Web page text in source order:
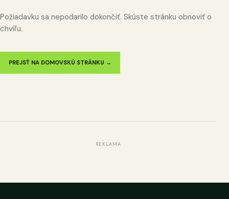
Požiadavku sa nepodarilo dokončiť. Skúste stránku obnoviť o
chvíľu.
PREJSŤ NA DOMOVSKÚ STRÁNKU →
REKLAMA